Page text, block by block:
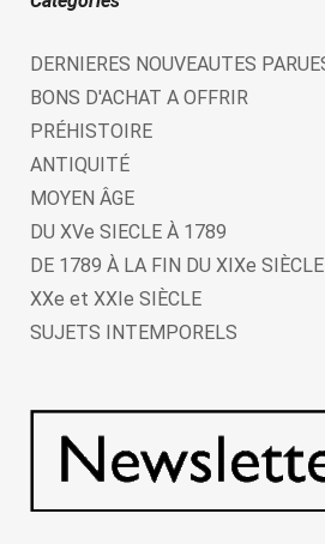
DERNIERES NOUVEAUTES
BONS D'ACHAT A OFFRIR
PRÉHISTOIRE
ANTIQUITÉ
MOYEN ÂGE
DU XVe SIECLE À 1789
DE 1789 À LA FIN DU XIXe SIÈCLE
XXe et XXIe SIÈCLE
SUJETS INTEMPORELS